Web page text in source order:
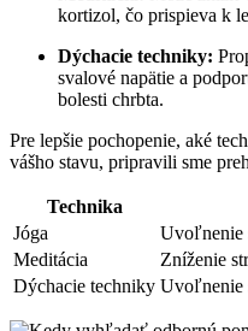
kortizol, čo prispieva k
Dýchacie techniky:
svalové napätie a
bolesti chrbta.
Pre lepšie pochopenie, aké
vášho stavu, pripravili sme
Technika
Jóga
Uvoľnenie
Meditácia
Zníženie
Dýchacie techniky Uvoľnenie